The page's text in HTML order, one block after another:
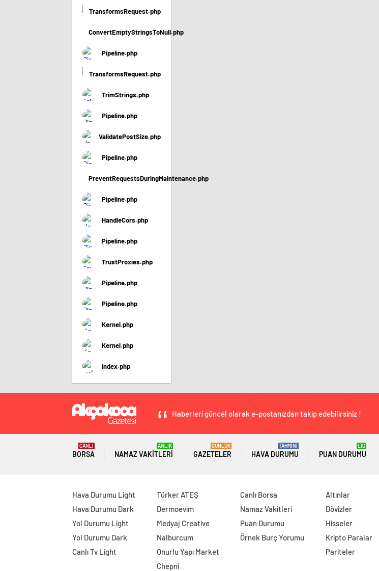
TransformsRequest.php
ConvertEmptyStringsToNull.php
Pipeline.php
TransformsRequest.php
TrimStrings.php
Pipeline.php
ValidatePostSize.php
Pipeline.php
PreventRequestsDuringMaintenance.php
Pipeline.php
HandleCors.php
Pipeline.php
TrustProxies.php
Pipeline.php
Pipeline.php
Kernel.php
Kernel.php
index.php
Haberleri güncel olarak e-postanızdan takip edebilirsiniz !
BORSA
CANLI
NAMAZ VAKITLERI
ANLIK
GAZETELER
GÜNLÜK
HAVA DURUMU
TAHMİNİ
PUAN DURUMU
LİG
Hava Durumu Light
Hava Durumu Dark
Yol Durumu Light
Yol Durumu Dark
Canlı Tv Light
Türker ATEŞ
Dermoevim
Medyaj Creative
Nalburcum
Onurlu Yapı Market
Chepni
Canlı Borsa
Namaz Vakitleri
Puan Durumu
Örnek Burç Yorumu
Altınlar
Dövizler
Hisseler
Kripto Paralar
Pariteler